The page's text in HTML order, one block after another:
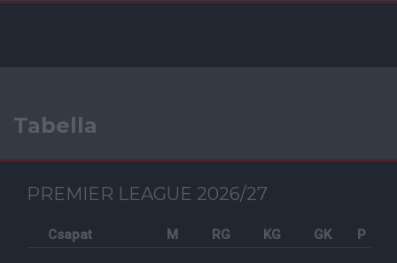
Tabella
PREMIER LEAGUE 2026/27
Csapat M RG KG GK P